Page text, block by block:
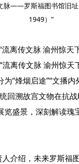
脉——罗斯福图书馆旧
1949）”
流离传文脉 渝州惊
流离传文脉 渝州惊天
“烽烟启途”“文播内
回溯故宫文物在抗
览盛景，深刻解读瑰
介绍，未来罗斯福